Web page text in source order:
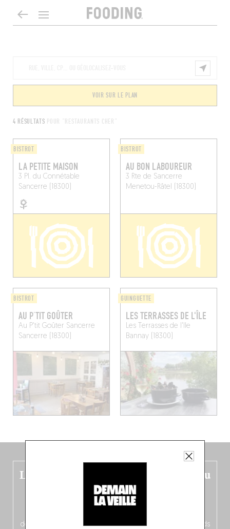
4 RÉSULTATS POUR "RESTAURANTS CHER"
VOIR SUR LE PLAN
BISTROT
LA PETITE MAISON
3 Pl. du Connétable
Sancerre (18300)
BISTROT
AU BON LABOUREUR
3 Rte de Sancerre
Menetou-Râtel (18300)
BISTROT
AU P’TIT GOÛTER
Au P'tit Goûter Sancerre
Sancerre (18300)
GUINGUETTE
LES TERRASSES DE L'ÎLE
Les Terrasses de l'Ile
Bannay (18300)
Le nouveau guide Belgique est sorti du
four !
Dans ce quatrième opus bigoût (en français côté pile, en
découvrez
une partie mag « Nord-Zuid »
qui met les pieds